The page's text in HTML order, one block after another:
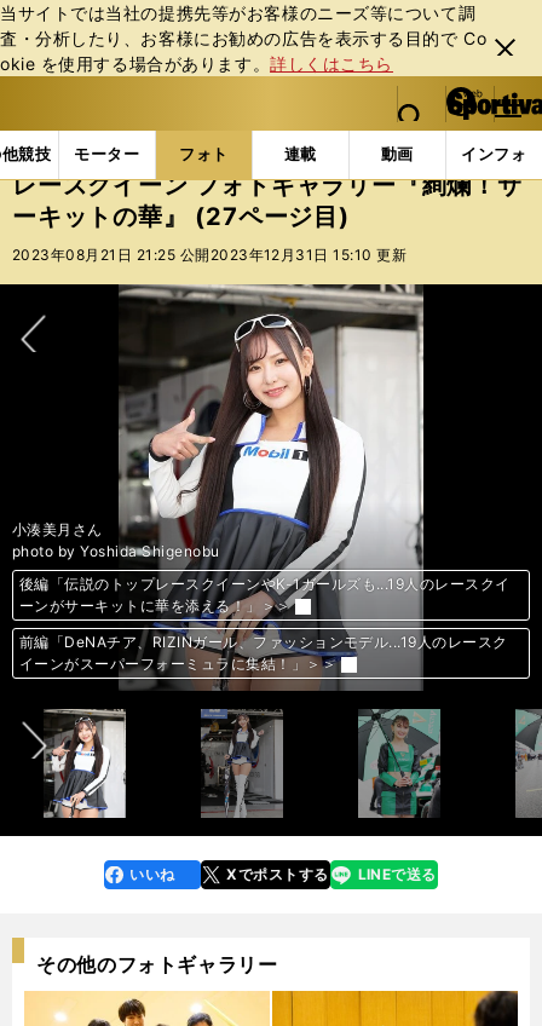
当サイトでは当社の提携先等がお客様のニーズ等について調
査・分析したり、お客様にお勧めの広告を表⽰する⽬的で Co
okie を使⽤する場合があります。詳しくはこちら
閉じ
る
web Sportiva (webスポルティーバ)
検索
マイペ
ー
ジ
メニュ
競技 モーター フォト 連載 動画 インフォ
b
ス
ポ
ル
バ
フォトギャラリー スポーツビーナスギャラリー レ
レースクイーン フォトギャラリー『絢爛！サ
ーキットの華』 (27ページ目)
2023年08月21日 21:25 公開 2023年12月31日 15:10 更新
photo by Yoshida Shigenobu
前編「DeNAチア、RIZINガール、ファッションモデル...19人のレースク
イーンがスーパーフォーミュラに集結！」＞＞
後編「伝説のトップレースクイーンやK-1ガールズも...19人のレースクイ
ーンがサーキットに華を添える！」＞＞
photo by Yoshida Shigenobu
前編「DeNAチア、RIZINガール、ファッションモデル...19人のレースク
イーンがスーパーフォーミュラに集結！」＞＞
後編「伝説のトップレースクイーンやK-1ガールズも...19人のレースクイ
ーンがサーキットに華を添える！」＞＞
photo by Yoshida Shigenobu
前編「DeNAチア、RIZINガール、ファッションモデル...19人のレースク
イーンがスーパーフォーミュラに集結！」＞＞
後編「伝説のトップレースクイーンやK-1ガールズも...19人のレースクイ
ーンがサーキットに華を添える！」＞＞
photo by Yoshida Shigenobu
前編「DeNAチア、RIZINガール、ファッションモデル...19人のレースク
イーンがスーパーフォーミュラに集結！」＞＞
後編「伝説のトップレースクイーンやK-1ガールズも...19人のレースクイ
ーンがサーキットに華を添える！」＞＞
photo by Yoshida Shigenobu
前編「DeNAチア、RIZINガール、ファッションモデル...19人のレースク
イーンがスーパーフォーミュラに集結！」＞＞
後編「伝説のトップレースクイーンやK-1ガールズも...19人のレースクイ
ーンがサーキットに華を添える！」＞＞
photo by Yoshida Shigenobu
前編「DeNAチア、RIZINガール、ファッションモデル...19人のレースク
イーンがスーパーフォーミュラに集結！」＞＞
後編「伝説のトップレースクイーンやK-1ガールズも...19人のレースクイ
ーンがサーキットに華を添える！」＞＞
photo by Yoshida Shigenobu
前編「DeNAチア、RIZINガール、ファッションモデル...19人のレースク
イーンがスーパーフォーミュラに集結！」＞＞
後編「伝説のトップレースクイーンやK-1ガールズも...19人のレースクイ
ーンがサーキットに華を添える！」＞＞
photo by Yoshida Shigenobu
前編「DeNAチア、RIZINガール、ファッションモデル...19人のレースク
イーンがスーパーフォーミュラに集結！」＞＞
後編「伝説のトップレースクイーンやK-1ガールズも...19人のレースクイ
ーンがサーキットに華を添える！」＞＞
photo by Yoshida Shigenobu
前編「DeNAチア、RIZINガール、ファッションモデル...19人のレースク
イーンがスーパーフォーミュラに集結！」＞＞
後編「伝説のトップレースクイーンやK-1ガールズも...19人のレースクイ
ーンがサーキットに華を添える！」＞＞
photo by Yoshida Shigenobu
前編「DeNAチア、RIZINガール、ファッションモデル...19人のレースク
イーンがスーパーフォーミュラに集結！」＞＞
後編「伝説のトップレースクイーンやK-1ガールズも...19人のレースクイ
ーンがサーキットに華を添える！」＞＞
photo by Yoshida Shigenobu
前編「DeNAチア、RIZINガール、ファッションモデル...19人のレースク
イーンがスーパーフォーミュラに集結！」＞＞
後編「伝説のトップレースクイーンやK-1ガールズも...19人のレースクイ
ーンがサーキットに華を添える！」＞＞
photo by Yoshida Shigenobu
前編「DeNAチア、RIZINガール、ファッションモデル...19人のレースク
イーンがスーパーフォーミュラに集結！」＞＞
後編「伝説のトップレースクイーンやK-1ガールズも...19人のレースクイ
ーンがサーキットに華を添える！」＞＞
photo by Yoshida Shigenobu
前編「DeNAチア、RIZINガール、ファッションモデル...19人のレースク
イーンがスーパーフォーミュラに集結！」＞＞
後編「伝説のトップレースクイーンやK-1ガールズも...19人のレースクイ
ーンがサーキットに華を添える！」＞＞
photo by Yoshida Shigenobu
前編「DeNAチア、RIZINガール、ファッションモデル...19人のレースク
イーンがスーパーフォーミュラに集結！」＞＞
後編「伝説のトップレースクイーンやK-1ガールズも...19人のレースクイ
ーンがサーキットに華を添える！」＞＞
photo by Yoshida Shigenobu
前編「DeNAチア、RIZINガール、ファッションモデル...19人のレースク
イーンがスーパーフォーミュラに集結！」＞＞
後編「伝説のトップレースクイーンやK-1ガールズも...19人のレースクイ
ーンがサーキットに華を添える！」＞＞
photo by Yoshida Shigenobu
前編「DeNAチア、RIZINガール、ファッションモデル...19人のレースク
イーンがスーパーフォーミュラに集結！」＞＞
後編「伝説のトップレースクイーンやK-1ガールズも...19人のレースクイ
ーンがサーキットに華を添える！」＞＞
photo by Yoshida Shigenobu
前編「DeNAチア、RIZINガール、ファッションモデル...19人のレースク
イーンがスーパーフォーミュラに集結！」＞＞
後編「伝説のトップレースクイーンやK-1ガールズも...19人のレースクイ
ーンがサーキットに華を添える！」＞＞
photo by Yoshida Shigenobu
前編「DeNAチア、RIZINガール、ファッションモデル...19人のレースク
イーンがスーパーフォーミュラに集結！」＞＞
後編「伝説のトップレースクイーンやK-1ガールズも...19人のレースクイ
ーンがサーキットに華を添える！」＞＞
photo by Yoshida Shigenobu
前編「DeNAチア、RIZINガール、ファッションモデル...19人のレースク
イーンがスーパーフォーミュラに集結！」＞＞
後編「伝説のトップレースクイーンやK-1ガールズも...19人のレースクイ
ーンがサーキットに華を添える！」＞＞
photo by Yoshida Shigenobu
前編「DeNAチア、RIZINガール、ファッションモデル...19人のレースク
イーンがスーパーフォーミュラに集結！」＞＞
後編「伝説のトップレースクイーンやK-1ガールズも...19人のレースクイ
ーンがサーキットに華を添える！」＞＞
photo by Yoshida Shigenobu
後編「伝説のトップレースクイーンやK-1ガールズも...19人のレースクイ
ーンがサーキットに華を添える！」＞＞
前編「DeNAチア、RIZINガール、ファッションモデル...19人のレースク
イーンがスーパーフォーミュラに集結！」＞＞
photo by Yoshida Shigenobu
後編「伝説のトップレースクイーンやK-1ガールズも...19人のレースクイ
ーンがサーキットに華を添える！」＞＞
前編「DeNAチア、RIZINガール、ファッションモデル...19人のレースク
イーンがスーパーフォーミュラに集結！」＞＞
photo by Yoshida Shigenobu
後編「伝説のトップレースクイーンやK-1ガールズも...19人のレースクイ
ーンがサーキットに華を添える！」＞＞
前編「DeNAチア、RIZINガール、ファッションモデル...19人のレースク
イーンがスーパーフォーミュラに集結！」＞＞
photo by Yoshida Shigenobu
後編「伝説のトップレースクイーンやK-1ガールズも...19人のレースクイ
ーンがサーキットに華を添える！」＞＞
前編「DeNAチア、RIZINガール、ファッションモデル...19人のレースク
イーンがスーパーフォーミュラに集結！」＞＞
photo by Yoshida Shigenobu
後編「伝説のトップレースクイーンやK-1ガールズも...19人のレースクイ
ーンがサーキットに華を添える！」＞＞
前編「DeNAチア、RIZINガール、ファッションモデル...19人のレースク
イーンがスーパーフォーミュラに集結！」＞＞
photo by Yoshida Shigenobu
後編「伝説のトップレースクイーンやK-1ガールズも...19人のレースクイ
ーンがサーキットに華を添える！」＞＞
前編「DeNAチア、RIZINガール、ファッションモデル...19人のレースク
イーンがスーパーフォーミュラに集結！」＞＞
小湊美月さん
photo by Yoshida Shigenobu
後編「伝説のトップレースクイーンやK-1ガールズも...19人のレースクイ
ーンがサーキットに華を添える！」＞＞
前編「DeNAチア、RIZINガール、ファッションモデル...19人のレースク
イーンがスーパーフォーミュラに集結！」＞＞
photo by Yoshida Shigenobu
後編「伝説のトップレースクイーンやK-1ガールズも...19人のレースクイ
ーンがサーキットに華を添える！」＞＞
前編「DeNAチア、RIZINガール、ファッションモデル...19人のレースク
イーンがスーパーフォーミュラに集結！」＞＞
photo by Yoshida Shigenobu
後編「伝説のトップレースクイーンやK-1ガールズも...19人のレースクイ
ーンがサーキットに華を添える！」＞＞
前編「DeNAチア、RIZINガール、ファッションモデル...19人のレースク
イーンがスーパーフォーミュラに集結！」＞＞
photo by Yoshida Shigenobu
後編「伝説のトップレースクイーンやK-1ガールズも...19人のレースクイ
ーンがサーキットに華を添える！」＞＞
前編「DeNAチア、RIZINガール、ファッションモデル...19人のレースク
イーンがスーパーフォーミュラに集結！」＞＞
photo by Yoshida Shigenobu
後編「伝説のトップレースクイーンやK-1ガールズも...19人のレースクイ
ーンがサーキットに華を添える！」＞＞
前編「DeNAチア、RIZINガール、ファッションモデル...19人のレースク
イーンがスーパーフォーミュラに集結！」＞＞
photo by Yoshida Shigenobu
後編「伝説のトップレースクイーンやK-1ガールズも...19人のレースクイ
ーンがサーキットに華を添える！」＞＞
前編「DeNAチア、RIZINガール、ファッションモデル...19人のレースク
イーンがスーパーフォーミュラに集結！」＞＞
photo by Yoshida Shigenobu
後編「伝説のトップレースクイーンやK-1ガールズも...19人のレースクイ
ーンがサーキットに華を添える！」＞＞
前編「DeNAチア、RIZINガール、ファッションモデル...19人のレースク
イーンがスーパーフォーミュラに集結！」＞＞
photo by Yoshida Shigenobu
後編「伝説のトップレースクイーンやK-1ガールズも...19人のレースクイ
ーンがサーキットに華を添える！」＞＞
前編「DeNAチア、RIZINガール、ファッションモデル...19人のレースク
イーンがスーパーフォーミュラに集結！」＞＞
photo by Yoshida Shigenobu
後編「伝説のトップレースクイーンやK-1ガールズも...19人のレースクイ
ーンがサーキットに華を添える！」＞＞
前編「DeNAチア、RIZINガール、ファッションモデル...19人のレースク
イーンがスーパーフォーミュラに集結！」＞＞
photo by Yoshida Shigenobu
後編「伝説のトップレースクイーンやK-1ガールズも...19人のレースクイ
ーンがサーキットに華を添える！」＞＞
前編「DeNAチア、RIZINガール、ファッションモデル...19人のレースク
イーンがスーパーフォーミュラに集結！」＞＞
photo by Yoshida Shigenobu
後編「伝説のトップレースクイーンやK-1ガールズも...19人のレースクイ
ーンがサーキットに華を添える！」＞＞
前編「DeNAチア、RIZINガール、ファッションモデル...19人のレースク
イーンがスーパーフォーミュラに集結！」＞＞
photo by Yoshida Shigenobu
後編「伝説のトップレースクイーンやK-1ガールズも...19人のレースクイ
ーンがサーキットに華を添える！」＞＞
前編「DeNAチア、RIZINガール、ファッションモデル...19人のレースク
イーンがスーパーフォーミュラに集結！」＞＞
夢にまで見たレースクイーンの頂点！名取くるみ「サーキットはディズニ
ーランドと同じくらい興奮する場所！」
夢にまで見たレースクイーンの頂点！名取くるみ「サーキットはディズニ
ーランドと同じくらい興奮する場所！」
夢にまで見たレースクイーンの頂点！名取くるみ「サーキットはディズニ
ーランドと同じくらい興奮する場所！」
夢にまで見たレースクイーンの頂点！名取くるみ「サーキットはディズニ
ーランドと同じくらい興奮する場所！」
夢にまで見たレースクイーンの頂点！名取くるみ「サーキットはディズニ
ーランドと同じくらい興奮する場所！」
夢にまで見たレースクイーンの頂点！名取くるみ「サーキットはディズニ
ーランドと同じくらい興奮する場所！」
夢にまで見たレースクイーンの頂点！名取くるみ「サーキットはディズニ
ーランドと同じくらい興奮する場所！」
夢にまで見たレースクイーンの頂点！名取くるみ「サーキットはディズニ
ーランドと同じくらい興奮する場所！」
夢にまで見たレースクイーンの頂点！名取くるみ「サーキットはディズニ
ーランドと同じくらい興奮する場所！」
夢にまで見たレースクイーンの頂点！名取くるみ「サーキットはディズニ
ーランドと同じくらい興奮する場所！」
夢にまで見たレースクイーンの頂点！名取くるみ「サーキットはディズニ
ーランドと同じくらい興奮する場所！」
夢にまで見たレースクイーンの頂点！名取くるみ「サーキットはディズニ
ーランドと同じくらい興奮する場所！」
夢にまで見たレースクイーンの頂点！名取くるみ「サーキットはディズニ
ーランドと同じくらい興奮する場所！」
夢にまで見たレースクイーンの頂点！名取くるみ「サーキットはディズニ
ーランドと同じくらい興奮する場所！」
夢にまで見たレースクイーンの頂点！名取くるみ「サーキットはディズニ
ーランドと同じくらい興奮する場所！」
夢にまで見たレースクイーンの頂点！名取くるみ「サーキットはディズニ
ーランドと同じくらい興奮する場所！」
夢にまで見たレースクイーンの頂点！名取くるみ「サーキットはディズニ
ーランドと同じくらい興奮する場所！」
夢にまで見たレースクイーンの頂点！名取くるみ「サーキットはディズニ
ーランドと同じくらい興奮する場所！」
夢にまで見たレースクイーンの頂点！名取くるみ「サーキットはディズニ
ーランドと同じくらい興奮する場所！」
夢にまで見たレースクイーンの頂点！名取くるみ「サーキットはディズニ
ーランドと同じくらい興奮する場所！」
夢にまで見たレースクイーンの頂点！名取くるみ「サーキットはディズニ
ーランドと同じくらい興奮する場所！」
夢にまで見たレースクイーンの頂点！名取くるみ「サーキットはディズニ
ーランドと同じくらい興奮する場所！」
夢にまで見たレースクイーンの頂点！名取くるみ「サーキットはディズニ
ーランドと同じくらい興奮する場所！」
夢にまで見たレースクイーンの頂点！名取くるみ「サーキットはディズニ
ーランドと同じくらい興奮する場所！」
夢にまで見たレースクイーンの頂点！名取くるみ「サーキットはディズニ
ーランドと同じくらい興奮する場所！」
夢にまで見たレースクイーンの頂点！名取くるみ「サーキットはディズニ
ーランドと同じくらい興奮する場所！」
夢にまで見たレースクイーンの頂点！名取くるみ「サーキットはディズニ
ーランドと同じくらい興奮する場所！」
夢にまで見たレースクイーンの頂点！名取くるみ「サーキットはディズニ
ーランドと同じくらい興奮する場所！」
夢にまで見たレースクイーンの頂点！名取くるみ「サーキットはディズニ
ーランドと同じくらい興奮する場所！」
夢にまで見たレースクイーンの頂点！名取くるみ「サーキットはディズニ
ーランドと同じくらい興奮する場所！」
夢にまで見たレースクイーンの頂点！名取くるみ「サーキットはディズニ
ーランドと同じくらい興奮する場所！」
夢にまで見たレースクイーンの頂点！名取くるみ「サーキットはディズニ
ーランドと同じくらい興奮する場所！」
夢にまで見たレースクイーンの頂点！名取くるみ「サーキットはディズニ
ーランドと同じくらい興奮する場所！」
夢にまで見たレースクイーンの頂点！名取くるみ「サーキットはディズニ
ーランドと同じくらい興奮する場所！」
夢にまで見たレースクイーンの頂点！名取くるみ「サーキットはディズニ
ーランドと同じくらい興奮する場所！」
夢にまで見たレースクイーンの頂点！名取くるみ「サーキットはディズニ
ーランドと同じくらい興奮する場所！」
夢にまで見たレースクイーンの頂点！名取くるみ「サーキットはディズニ
ーランドと同じくらい興奮する場所！」
夢にまで見たレースクイーンの頂点！名取くるみ「サーキットはディズニ
ーランドと同じくらい興奮する場所！」
夢にまで見たレースクイーンの頂点！名取くるみ「サーキットはディズニ
ーランドと同じくらい興奮する場所！」
夢にまで見たレースクイーンの頂点！名取くるみ「サーキットはディズニ
ーランドと同じくらい興奮する場所！」
夢にまで見たレースクイーンの頂点！名取くるみ「サーキットはディズニ
ーランドと同じくらい興奮する場所！」
夢にまで見たレースクイーンの頂点！名取くるみ「サーキットはディズニ
ーランドと同じくらい興奮する場所！」
夢にまで見たレースクイーンの頂点！名取くるみ「サーキットはディズニ
ーランドと同じくらい興奮する場所！」
人気No.1レースクイーン軍団「ZENTsweeties」2023最新コスチューム
でスーパーGTシリーズを盛り上げる！
人気No.1レースクイーン軍団「ZENTsweeties」2023最新コスチューム
でスーパーGTシリーズを盛り上げる！
人気No.1レースクイーン軍団「ZENTsweeties」2023最新コスチューム
でスーパーGTシリーズを盛り上げる！
人気No.1レースクイーン軍団「ZENTsweeties」2023最新コスチューム
でスーパーGTシリーズを盛り上げる！
人気No.1レースクイーン軍団「ZENTsweeties」2023最新コスチューム
でスーパーGTシリーズを盛り上げる！
人気No.1レースクイーン軍団「ZENTsweeties」2023最新コスチューム
でスーパーGTシリーズを盛り上げる！
人気No.1レースクイーン軍団「ZENTsweeties」2023最新コスチューム
でスーパーGTシリーズを盛り上げる！
人気No.1レースクイーン軍団「ZENTsweeties」2023最新コスチューム
でスーパーGTシリーズを盛り上げる！
人気No.1レースクイーン軍団「ZENTsweeties」2023最新コスチューム
でスーパーGTシリーズを盛り上げる！
人気No.1レースクイーン軍団「ZENTsweeties」2023最新コスチューム
でスーパーGTシリーズを盛り上げる！
人気No.1レースクイーン軍団「ZENTsweeties」2023最新コスチューム
でスーパーGTシリーズを盛り上げる！
人気No.1レースクイーン軍団「ZENTsweeties」2023最新コスチューム
でスーパーGTシリーズを盛り上げる！
人気No.1レースクイーン軍団「ZENTsweeties」2023最新コスチューム
でスーパーGTシリーズを盛り上げる！
人気No.1レースクイーン軍団「ZENTsweeties」2023最新コスチューム
でスーパーGTシリーズを盛り上げる！
人気No.1レースクイーン軍団「ZENTsweeties」2023最新コスチューム
でスーパーGTシリーズを盛り上げる！
人気No.1レースクイーン軍団「ZENTsweeties」2023最新コスチューム
でスーパーGTシリーズを盛り上げる！
人気No.1レースクイーン軍団「ZENTsweeties」2023最新コスチューム
でスーパーGTシリーズを盛り上げる！
人気No.1レースクイーン軍団「ZENTsweeties」2023最新コスチューム
でスーパーGTシリーズを盛り上げる！
人気No.1レースクイーン軍団「ZENTsweeties」2023最新コスチューム
でスーパーGTシリーズを盛り上げる！
人気No.1レースクイーン軍団「ZENTsweeties」2023最新コスチューム
でスーパーGTシリーズを盛り上げる！
人気No.1レースクイーン軍団「ZENTsweeties」2023最新コスチューム
でスーパーGTシリーズを盛り上げる！
人気No.1レースクイーン軍団「ZENTsweeties」2023最新コスチューム
でスーパーGTシリーズを盛り上げる！
人気No.1レースクイーン軍団「ZENTsweeties」2023最新コスチューム
でスーパーGTシリーズを盛り上げる！
人気No.1レースクイーン軍団「ZENTsweeties」2023最新コスチューム
でスーパーGTシリーズを盛り上げる！
人気No.1レースクイーン軍団「ZENTsweeties」2023最新コスチューム
でスーパーGTシリーズを盛り上げる！
人気No.1レースクイーン軍団「ZENTsweeties」2023最新コスチューム
でスーパーGTシリーズを盛り上げる！
人気No.1レースクイーン軍団「ZENTsweeties」2023最新コスチューム
でスーパーGTシリーズを盛り上げる！
前へ
faceboo
k
いいね Xでポストする
line LINEで送る
その他のフォトギャラリー